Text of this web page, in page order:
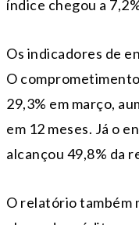
índice chegou a
Os indicadores de
O
29,3% em março,
em 12 meses. Já o
alcançou 49,8% da
O relatório também